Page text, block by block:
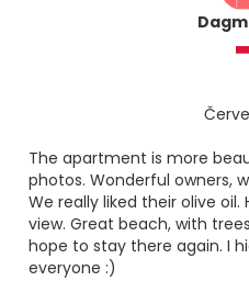
The apartment is more
photos. Wonderful owners,
We really liked their olive
view. Great beach, with
hope to stay there again. I
everyone :)